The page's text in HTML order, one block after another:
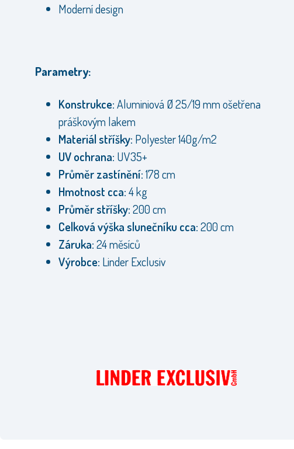
Moderní design
Parametry:
Konstrukce:Aluminiová Ø 25/19 mm ošetřena
práškovým lakem
Materiál stříšky: Polyester 140g/m2
UV ochrana: UV35+
Průměr zastínění:178 cm
Hmotnost cca:4 kg
Průměr stříšky:200 cm
Celková výška slunečníku cca:200 cm
Záruka:24 měsíců
Výrobce: Linder Exclusiv